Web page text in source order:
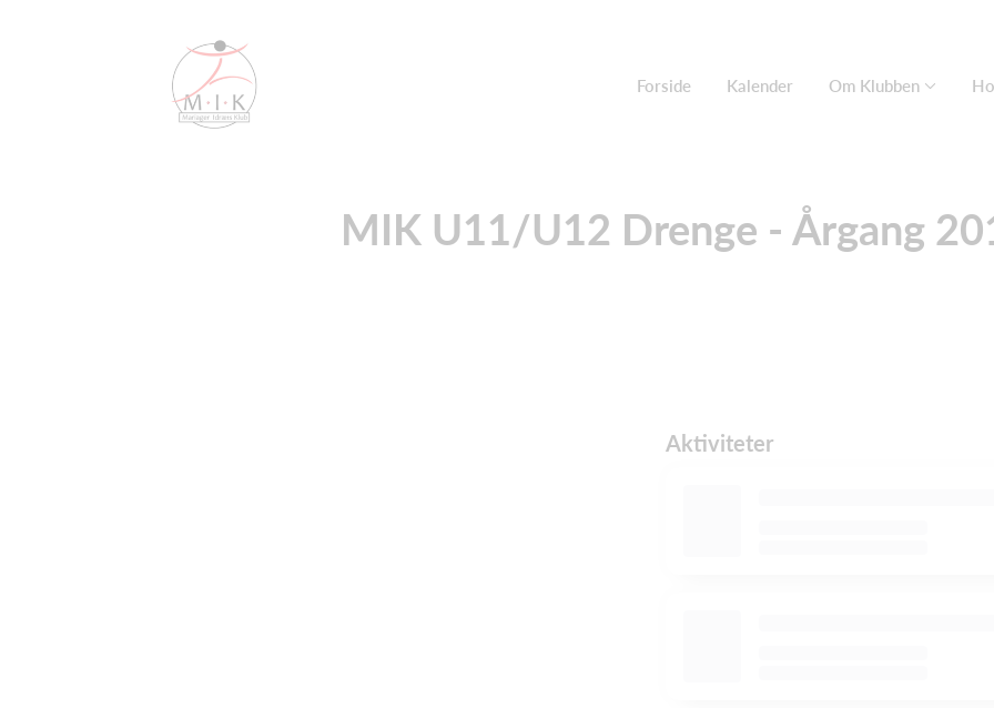
Forside Kalender Om Klubben
MIK U11/U12 Drenge - Årgang
Aktiviteter